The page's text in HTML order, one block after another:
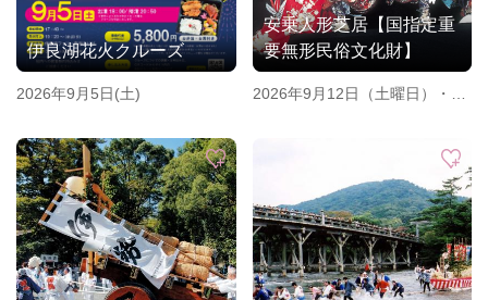
伊良湖花火クルーズ
2026年9月5日(土)
安乗人形芝居【国指定重
要無形民俗文化財】
2026年9月12日（土曜日）・13